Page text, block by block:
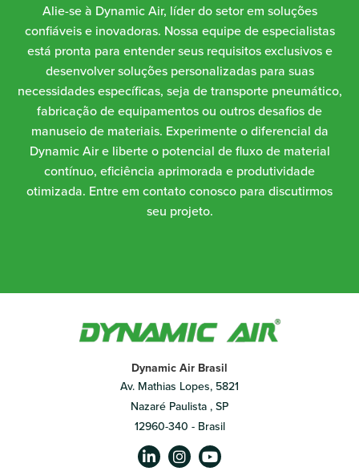
Alie-se à Dynamic Air, líder do setor em soluções
confiáveis e inovadoras. Nossa equipe de especialistas
está pronta para entender seus requisitos exclusivos e
desenvolver soluções personalizadas para suas
necessidades específicas, seja de transporte pneumático,
fabricação de equipamentos ou outros desafios de
manuseio de materiais. Experimente o diferencial da
Dynamic Air e liberte o potencial de fluxo de material
contínuo, eficiência aprimorada e produtividade
otimizada. Entre em contato conosco para discutirmos
seu projeto.
Dynamic Air Brasil
Av. Mathias Lopes, 5821
Nazaré Paulista , SP
12960-340 - Brasil